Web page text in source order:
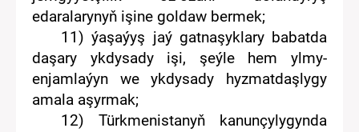
edaralarynyň işine goldaw bermek;
11) ýaşaýyş jaý gatnaşyklary babatda
daşary ykdysady işi, şeýle hem ylmy-
enjamlaýyn we ykdysady hyzmatdaşlygy
amala aşyrmak;
12) Türkmenistanyň kanunçylygynda